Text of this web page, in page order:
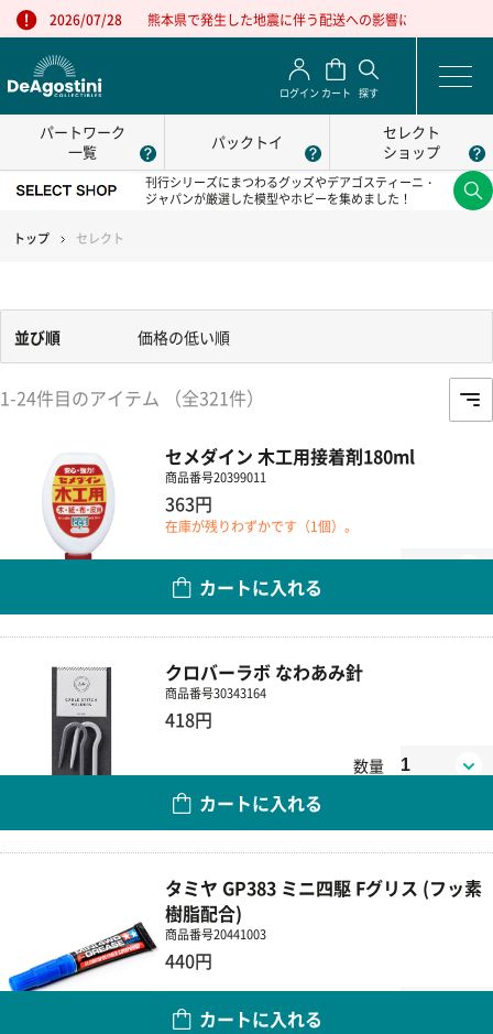
2026/07/28 熊本県で発生した地震に伴う配送への影響について
ログイン カート 探す
パートワーク
一覧
パックトイ
セレクト
ショップ
刊行シリーズにまつわるグッズやデアゴスティーニ・
ジャパンが厳選した模型やホビーを集めました！
トップ セレクト
並び順 価格の低い順
1-24件目のアイテム （全321件）
セメダイン 木工用接着剤180ml
商品番号20399011
363円
在庫が残りわずかです（1個）。
カートに入れる
クロバーラボ なわあみ針
商品番号30343164
418円
数量
カートに入れる
タミヤ GP383 ミニ四駆 Fグリス (フッ素
樹脂配合)
商品番号20441003
440円
カートに入れる